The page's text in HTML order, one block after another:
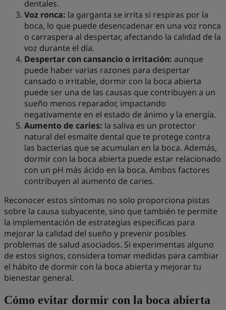
dentales.
Voz ronca: la garganta se irrita si respiras por la
boca, lo que puede desencadenar en una voz ronca
o carraspera al despertar, afectando la calidad de la
voz durante el día.
Despertar con cansancio o irritación: aunque
puede haber varias razones para despertar
cansado o irritable, dormir con la boca abierta
puede ser una de las causas que contribuyen a un
sueño menos reparador, impactando
negativamente en el estado de ánimo y la energía.
Aumento de caries: la saliva es un protector
natural del esmalte dental que te protege contra
las bacterias que se acumulan en la boca. Además,
dormir con la boca abierta puede estar relacionado
con un pH más ácido en la boca. Ambos factores
contribuyen al aumento de caries.
Reconocer estos síntomas no solo proporciona pistas
sobre la causa subyacente, sino que también te permite
la implementación de estrategias específicas para
mejorar la calidad del sueño y prevenir posibles
problemas de salud asociados. Si experimentas alguno
de estos signos, considera tomar medidas para cambiar
el hábito de dormir con la boca abierta y mejorar tu
bienestar general.
Cómo evitar dormir con la boca abierta